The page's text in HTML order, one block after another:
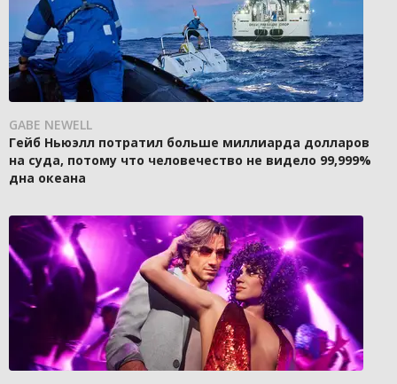
GABE NEWELL
Гейб Ньюэлл потратил больше миллиарда долларов
на суда, потому что человечество не видело 99,999%
дна океана